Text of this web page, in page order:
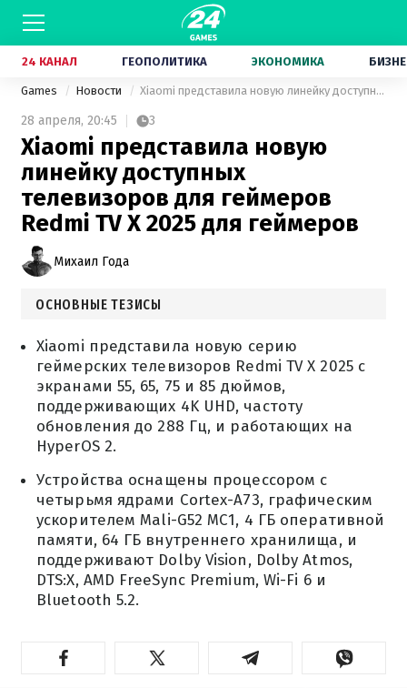
24 КАНАЛ ГЕОПОЛИТИКА ЭКОНОМИКА
Games Новости Xiaomi представила новую линейку доступных телевизоров для геймеров Redmi TV X 2025 для геймеров
28 апреля, 20:45 3
Xiaomi представила новую
линейку доступных
телевизоров для геймеров
Redmi TV X 2025 для геймеров
Михаил Года
ОСНОВНЫЕ ТЕЗИСЫ
Xiaomi представила новую серию
геймерских телевизоров Redmi TV X 2025 с
экранами 55, 65, 75 и 85 дюймов,
поддерживающих 4K UHD, частоту
обновления до 288 Гц, и работающих на
HyperOS 2.
Устройства оснащены процессором с
четырьмя ядрами Cortex-A73, графическим
ускорителем Mali-G52 MC1, 4 ГБ оперативной
памяти, 64 ГБ внутреннего хранилища, и
поддерживают Dolby Vision, Dolby Atmos,
DTS:X, AMD FreeSync Premium, Wi-Fi 6 и
Bluetooth 5.2.